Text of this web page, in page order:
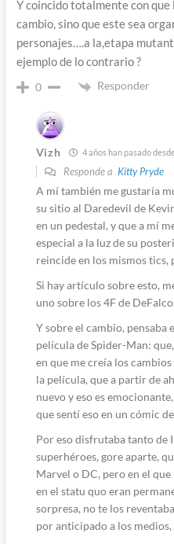
Y coincido totalmente con que
cambio, sino que este sea
personajes….a la,etapa
ejemplo de lo contrario ?
0 Responder
Vizh 4 años han pasado
Responde a Kitty Pryde
A mí también me gustaría
su sitio al Daredevil de
en un pedestal, y que a mí
especial a la luz de su
reincide en los mismos tics,
Si hay artículo sobre esto,
uno sobre los 4F de
Y sobre el cambio, pensaba
película de Spider-Man:
en que me creía los
la película, que a partir de
nuevo y eso es
que sentí eso en un cómic
Por eso disfrutaba tanto de
superhéroes, gore aparte,
Marvel o DC, pero en el
en el statu quo eran
sorpresa, no te los
por anticipado a los medios,